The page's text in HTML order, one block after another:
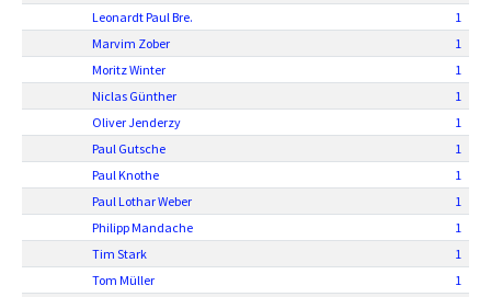
Leonardt Paul Bre.
1
Marvim Zober
1
Moritz Winter
1
Niclas Günther
1
Oliver Jenderzy
1
Paul Gutsche
1
Paul Knothe
1
Paul Lothar Weber
1
Philipp Mandache
1
Tim Stark
1
Tom Müller
1